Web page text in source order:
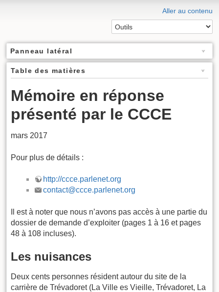
Aller au contenu
Panneau latéral
Table des matières
Mémoire en réponse
présenté par le CCCE
mars 2017
Pour plus de détails :
http://ccce.parlenet.org
contact@ccce.parlenet.org
Il est à noter que nous n’avons pas accès à une partie du
dossier de demande d’exploiter (pages 1 à 16 et pages
48 à 108 incluses).
Les nuisances
Deux cents personnes résident autour du site de la
carrière de Trévadoret (La Ville es Vieille, Trévadoret, La